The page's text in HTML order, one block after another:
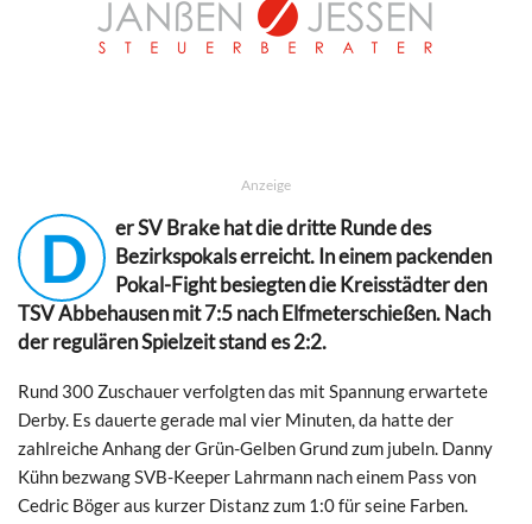
Anzeige
D
er SV Brake hat die dritte Runde des
Bezirkspokals erreicht. In einem packenden
Pokal-Fight besiegten die Kreisstädter den
TSV Abbehausen mit 7:5 nach Elfmeterschießen. Nach
der regulären Spielzeit stand es 2:2.
Rund 300 Zuschauer verfolgten das mit Spannung erwartete
Derby. Es dauerte gerade mal vier Minuten, da hatte der
zahlreiche Anhang der Grün-Gelben Grund zum jubeln. Danny
Kühn bezwang SVB-Keeper Lahrmann nach einem Pass von
Cedric Böger aus kurzer Distanz zum 1:0 für seine Farben.